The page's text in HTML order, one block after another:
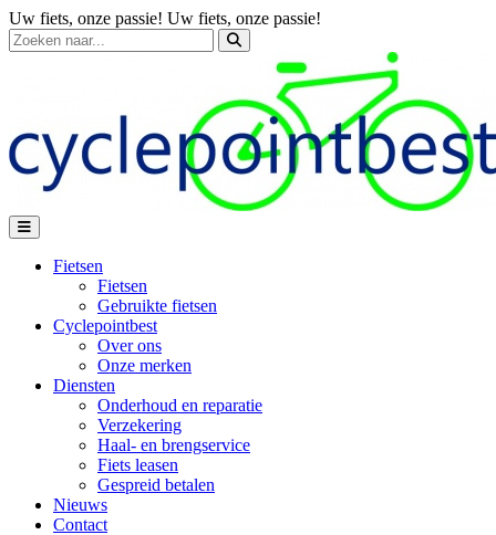
Uw fiets, onze passie! Uw fiets, onze passie!
Fietsen
Fietsen
Gebruikte fietsen
Cyclepointbest
Over ons
Onze merken
Diensten
Onderhoud en reparatie
Verzekering
Haal- en brengservice
Fiets leasen
Gespreid betalen
Nieuws
Contact